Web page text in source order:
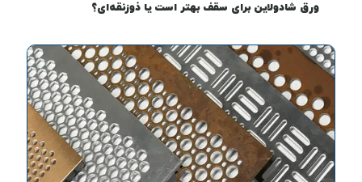
ورق شادولاین برای سقف بهتر است یا ذوزنقه‌ای؟